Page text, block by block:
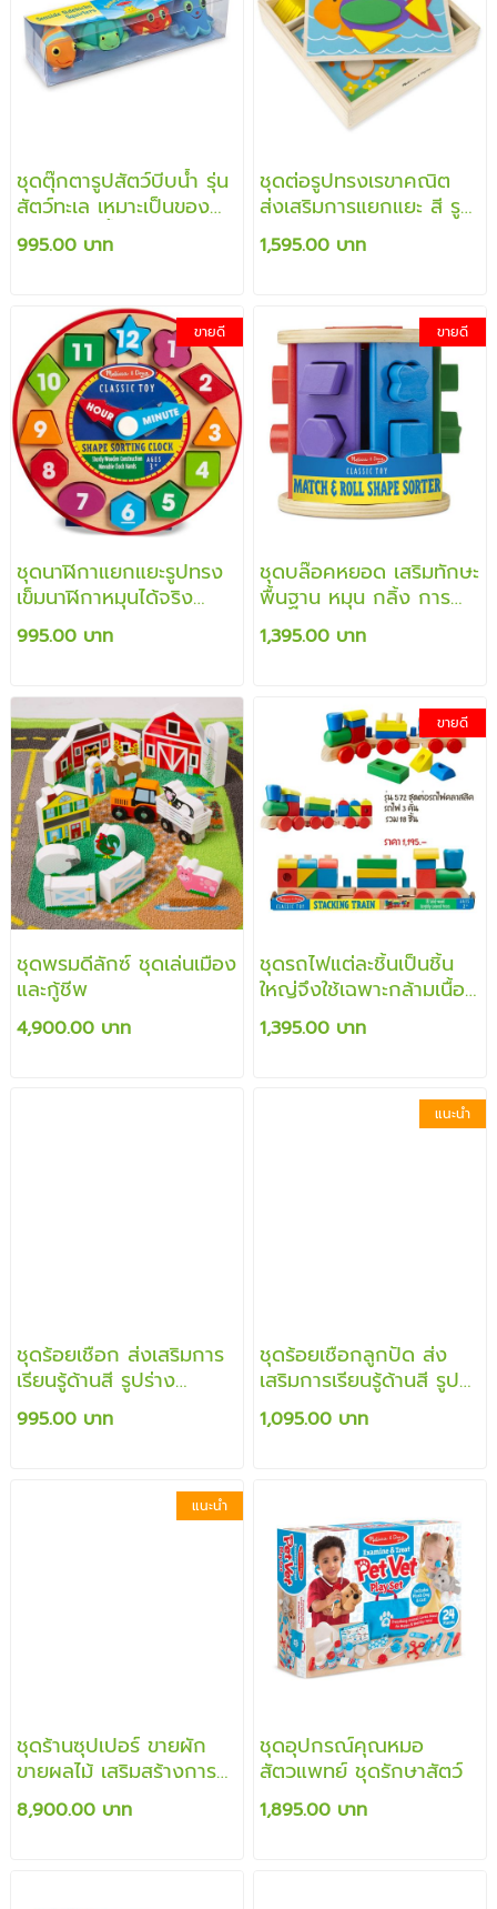
ชุดตุ๊กตารูปสัตว์บีบน้ำ รุ่น
สัตว์ทะเล เหมาะเป็นของ
เล่นให้ห้องน้ำ เล่นในสระ
หรือเล่นในทะเล
995.00 บาท
ชุดต่อรูปทรงเรขาคณิต
ส่งเสริมการแยกแยะ สี รูป
ร่าง
1,595.00 บาท
ขายดี
ชุดนาฬิกาแยกแยะรูปทรง
เข็มนาฬิกาหมุนได้จริง
สอนการเรียนรู้บอกเวลา
เรียนรู้ตัวเลข
995.00 บาท
ขายดี
ชุดบล๊อคหยอด เสริมทักษะ
พื้นฐาน หมุน กลิ้ง การ
ไหล และใส่ให้ตรงช่อง
เสริมสร้างพัฒนาการได้
1,395.00 บาท
ชุดพรมดีลักซ์ ชุดเล่นเมือง
และกู้ชีพ
4,900.00 บาท
ขายดี
ชุดรถไฟแต่ละชิ้นเป็นชิ้น
ใหญ่จึงใช้เฉพาะกล้ามเนื้อ
มัดใหญ่เป็นหลัก ต่อได้
ผสม
1,395.00 บาท
ชุดร้อยเชือก ส่งเสริมการ
เรียนรู้ด้านสี รูปร่าง
จำนวน การต่อ การร้อย
995.00 บาท
แนะนำ
ชุดร้อยเชือกลูกปัด ส่ง
เสริมการเรียนรู้ด้านสี รูป
ร่าง จำนวน การต่อ การ
ร้อย
1,095.00 บาท
แนะนำ
ชุดร้านซุปเปอร์ ขายผัก
ขายผลไม้ เสริมสร้างการ
เล่นสวมบทบาท ด้านความ
คิดสร้างสรรค์ และ
8,900.00 บาท
ชุดอุปกรณ์คุณหมอ
สัตวแพทย์ ชุดรักษาสัตว์
1,895.00 บาท